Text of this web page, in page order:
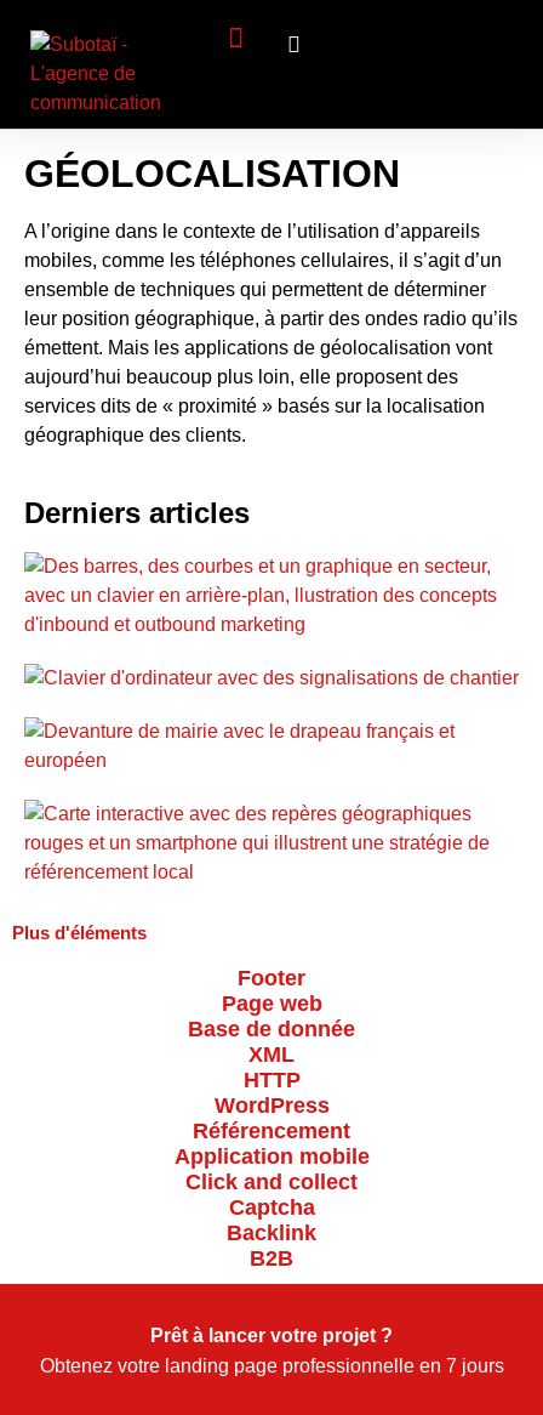
GÉOLOCALISATION
A l’origine dans le contexte de l’utilisation d’appareils
mobiles, comme les téléphones cellulaires, il s’agit d’un
ensemble de techniques qui permettent de déterminer
leur position géographique, à partir des ondes radio qu’ils
émettent. Mais les applications de géolocalisation vont
aujourd’hui beaucoup plus loin, elle proposent des
services dits de « proximité » basés sur la localisation
géographique des clients.
Derniers articles
Plus d'éléments
Footer
Page web
Base de donnée
XML
HTTP
WordPress
Référencement
Application mobile
Click and collect
Captcha
Backlink
B2B
Prêt à lancer votre projet ?
Obtenez votre landing page professionnelle en 7 jours